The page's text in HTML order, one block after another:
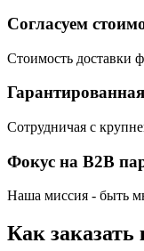
Согласуем
Стоимость доставки
Сотрудничая с
Фокус на B2B
Наша миссия - быть
Как заказать